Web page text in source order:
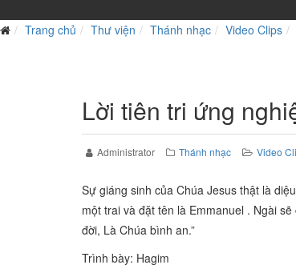
Trang chủ Thư viện Thánh nhạc Video Clips
Lời tiên tri ứng
Administrator Thánh nhạc Video
Sự giáng sinh của Chúa Jesus thật là
một trai và đặt tên là Emmanuel . Ngài
đời, Là Chúa bình an.”
Trình bày: Hagim